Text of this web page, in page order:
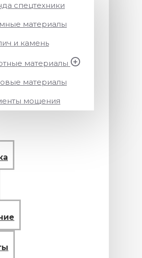
спецтехники
материалы
и камень
материалы
материалы
мощения